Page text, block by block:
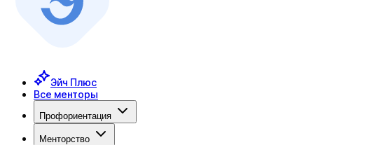
Эйч Плюс
Все менторы
Профориентация
Менторство